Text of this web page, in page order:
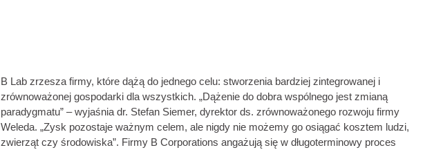
B Lab zrzesza firmy, które dążą do jednego celu: stworzenia bardziej zintegrowanej i
zrównoważonej gospodarki dla wszystkich. „Dążenie do dobra wspólnego jest zmianą
paradygmatu” – wyjaśnia dr. Stefan Siemer, dyrektor ds. zrównoważonego rozwoju firmy
Weleda. „Zysk pozostaje ważnym celem, ale nigdy nie możemy go osiągać kosztem ludzi,
zwierząt czy środowiska”. Firmy B Corporations angażują się w długoterminowy proces